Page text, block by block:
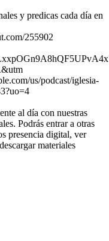
y predicas cada día en
255902
us/podcast/iglesia-
al día con nuestras
Podrás entrar a otras
presencia digital, ver
materiales